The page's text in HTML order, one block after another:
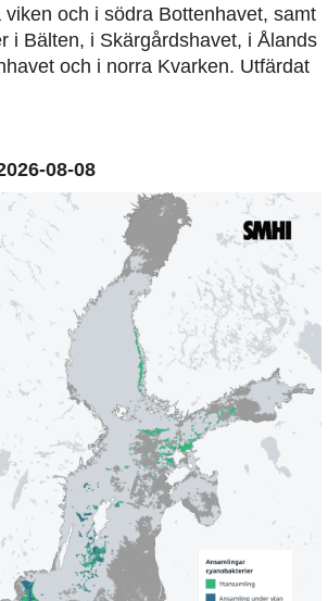
och i södra Bottenhavet, samt
i Bälten, i Skärgårdshavet, i Ålands
och i norra Kvarken. Utfärdat
08-08